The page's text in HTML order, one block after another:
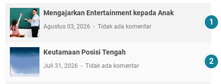
Mengajarkan Entertainment kepada Anak
Agustus 03, 2026 Tidak ada komentar
Keutamaan Posisi Tengah
Juli 31, 2026 Tidak ada komentar